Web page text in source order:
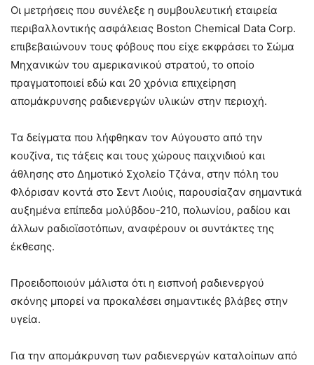
Οι μετρήσεις που συνέλεξε η συμβουλευτική εταιρεία
περιβαλλοντικής ασφάλειας Boston Chemical Data Corp.
επιβεβαιώνουν τους φόβους που είχε εκφράσει το Σώμα
Μηχανικών του αμερικανικού στρατού, το οποίο
πραγματοποιεί εδώ και 20 χρόνια επιχείρηση
απομάκρυνσης ραδιενεργών υλικών στην περιοχή.
Τα δείγματα που λήφθηκαν τον Αύγουστο από την
κουζίνα, τις τάξεις και τους χώρους παιχνιδιού και
άθλησης στο Δημοτικό Σχολείο Τζάνα, στην πόλη του
Φλόρισαν κοντά στο Σεντ Λιούις, παρουσίαζαν σημαντικά
αυξημένα επίπεδα μολύβδου-210, πολωνίου, ραδίου και
άλλων ραδιοϊσοτόπων, αναφέρουν οι συντάκτες της
έκθεσης.
Προειδοποιούν μάλιστα ότι η εισπνοή ραδιενεργού
σκόνης μπορεί να προκαλέσει σημαντικές βλάβες στην
υγεία.
Για την απομάκρυνση των ραδιενεργών καταλοίπων από